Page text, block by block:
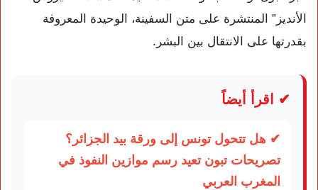
الأنديز” المنتشرة على متن السفينة، الوحيدة المعروفة
بقدرتها على الانتقال بين البشر.
✔ اقرأ أيضاً
✔ هل تتحول تونس إلى ورقة بيد الجزائر؟
تصريحات تبون تعيد رسم موازين النفوذ في
المغرب العربي